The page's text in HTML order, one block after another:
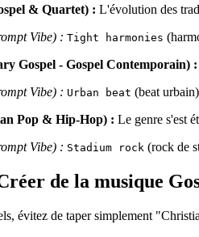
& Quartet) : L'évolution des
Vibe) : Tight harmonies
Gospel - Gospel Contemporain) :
Vibe) : Urban beat (beat
Pop & Hip-Hop) : Le genre s'est
Vibe) : Stadium rock (rock de
de la musique
évitez de taper simplement